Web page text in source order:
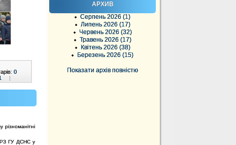
АРХИВ
Серпень 2026 (1)
Липень 2026 (17)
Червень 2026 (32)
Травень 2026 (17)
Квітень 2026 (38)
Березень 2026 (15)
Показати архів повністю
0
|
ГУ ДСНС у